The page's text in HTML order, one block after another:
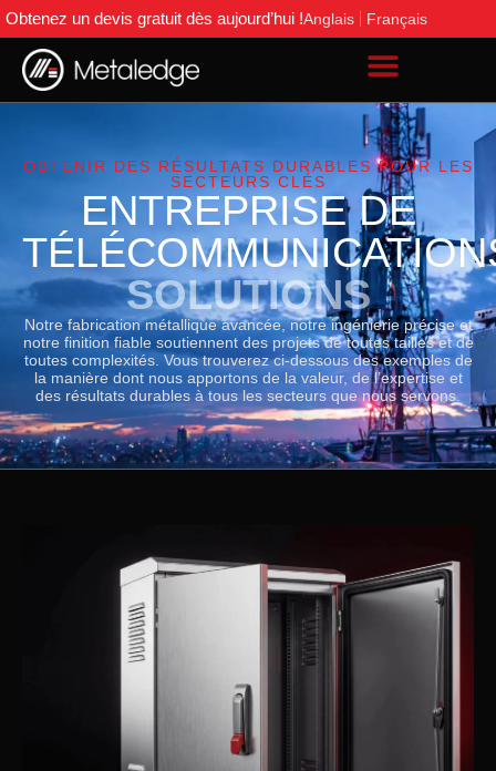
Obtenez un devis gratuit dès aujourd’hui !Anglais Français
OBTENIR DES RÉSULTATS DURABLES POUR LES
SECTEURS CLÉS
ENTREPRISE DE
SOLUTIONS
Notre fabrication métallique avancée, notre ingénierie précise et
notre finition fiable soutiennent des projets de toutes tailles et de
toutes complexités. Vous trouverez ci-dessous des exemples de
la manière dont nous apportons de la valeur, de l’expertise et
des résultats durables à tous les secteurs que nous servons.